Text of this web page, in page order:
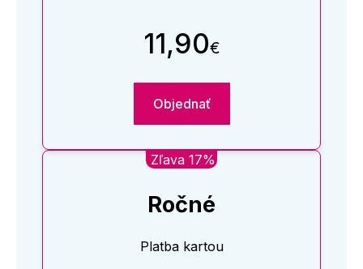
11,90€
Objednať
Zľava 17%
Ročné
Platba kartou